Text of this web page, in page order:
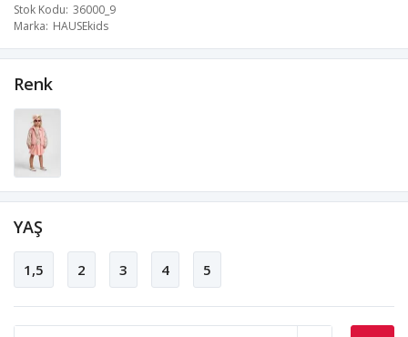
Stok Kodu 36000_9
Marka HAUSEkids
Renk
YAŞ
1,5 2 3 4 5